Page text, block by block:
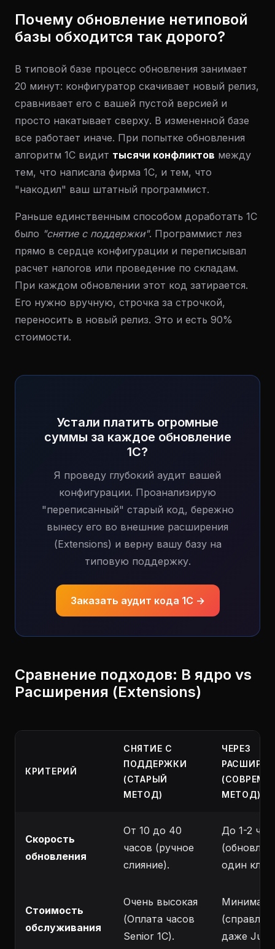
Почему обновление нетиповой
базы обходится так дорого?
В типовой базе процесс обновления занимает
20 минут: конфигуратор скачивает новый релиз,
сравнивает его с вашей пустой версией и
просто накатывает сверху. В измененной базе
все работает иначе. При попытке обновления
алгоритм 1С видит тысячи конфликтов между
тем, что написала фирма 1С, и тем, что
"накодил" ваш штатный программист.
Раньше единственным способом доработать 1С
было "снятие с поддержки". Программист лез
прямо в сердце конфигурации и переписывал
расчет налогов или проведение по складам.
При каждом обновлении этот код затирается.
Его нужно вручную, строчка за строчкой,
переносить в новый релиз. Это и есть 90%
стоимости.
Устали платить огромные
суммы за каждое обновление
1С?
Я проведу глубокий аудит вашей
конфигурации. Проанализирую
"переписанный" старый код, бережно
вынесу его во внешние расширения
(Extensions) и верну вашу базу на
типовую поддержку.
Заказать аудит кода 1С →
Сравнение подходов: В ядро vs
Расширения (Extensions)
КРИТЕРИЙ
СНЯТИЕ С
ПОДДЕРЖКИ
(СТАРЫЙ
МЕТОД)
ЧЕРЕЗ
МЕТОД)
Скорость
обновления
От 10 до 40
часов (ручное
слияние).
До 1-2
один
Стоимость
обслуживания
Очень высокая
(Оплата часов
Senior 1C).
даже